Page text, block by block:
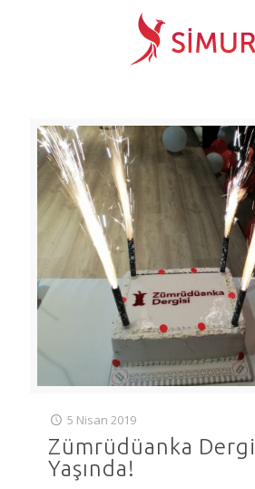
5 Nisan 2019
Zümrüdüanka
Yaşında!